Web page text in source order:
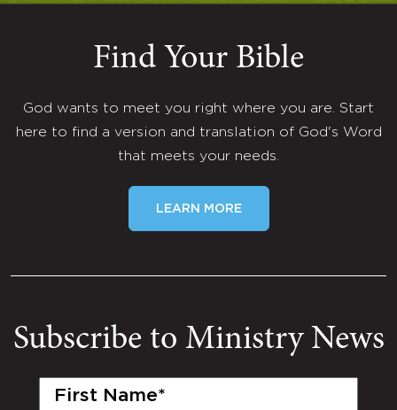
Find Your Bible
God wants to meet you right where you are. Start
here to find a version and translation of God's Word
that meets your needs.
LEARN MORE
Subscribe to Ministry News
First